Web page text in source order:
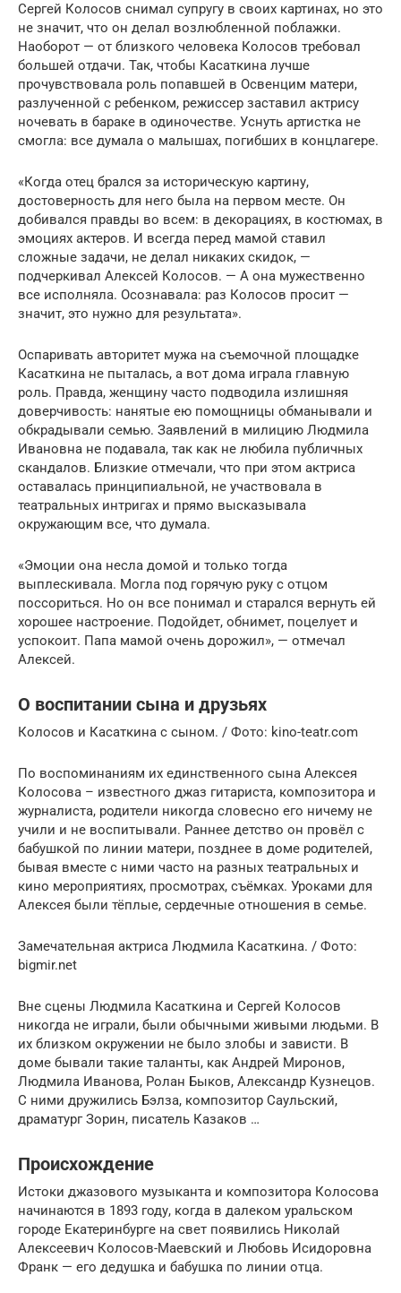
Сергей Колосов снимал супругу в своих картинах, но это
не значит, что он делал возлюбленной поблажки.
Наоборот — от близкого человека Колосов требовал
большей отдачи. Так, чтобы Касаткина лучше
прочувствовала роль попавшей в Освенцим матери,
разлученной с ребенком, режиссер заставил актрису
ночевать в бараке в одиночестве. Уснуть артистка не
смогла: все думала о малышах, погибших в концлагере.
«Когда отец брался за историческую картину,
достоверность для него была на первом месте. Он
добивался правды во всем: в декорациях, в костюмах, в
эмоциях актеров. И всегда перед мамой ставил
сложные задачи, не делал никаких скидок, —
подчеркивал Алексей Колосов. — А она мужественно
все исполняла. Осознавала: раз Колосов просит —
значит, это нужно для результата».
Оспаривать авторитет мужа на съемочной площадке
Касаткина не пыталась, а вот дома играла главную
роль. Правда, женщину часто подводила излишняя
доверчивость: нанятые ею помощницы обманывали и
обкрадывали семью. Заявлений в милицию Людмила
Ивановна не подавала, так как не любила публичных
скандалов. Близкие отмечали, что при этом актриса
оставалась принципиальной, не участвовала в
театральных интригах и прямо высказывала
окружающим все, что думала.
«Эмоции она несла домой и только тогда
выплескивала. Могла под горячую руку с отцом
поссориться. Но он все понимал и старался вернуть ей
хорошее настроение. Подойдет, обнимет, поцелует и
успокоит. Папа мамой очень дорожил», — отмечал
Алексей.
О воспитании сына и друзьях
Колосов и Касаткина с сыном. / Фото: kino-teatr.com
По воспоминаниям их единственного сына Алексея
Колосова – известного джаз гитариста, композитора и
журналиста, родители никогда словесно его ничему не
учили и не воспитывали. Раннее детство он провёл с
бабушкой по линии матери, позднее в доме родителей,
бывая вместе с ними часто на разных театральных и
кино мероприятиях, просмотрах, съёмках. Уроками для
Алексея были тёплые, сердечные отношения в семье.
Замечательная актриса Людмила Касаткина. / Фото:
bigmir.net
Вне сцены Людмила Касаткина и Сергeй Колосов
никогда не играли, были обычными живыми людьми. В
их близком окружении не было злобы и зависти. В
доме бывали такие таланты, как Андрей Миронов,
Людмила Иванова, Ролан Быков, Александр Кузнецов.
С ними дружились Бэлза, композитор Саульский,
драматург Зорин, писатель Казаков …
Происхождение
Истоки джазового музыканта и композитора Колосова
начинаются в 1893 году, когда в далеком уральском
городе Екатеринбурге на свет появились Николай
Алексеевич Колосов-Маевский и Любовь Исидоровна
Франк — его дедушка и бабушка по линии отца.